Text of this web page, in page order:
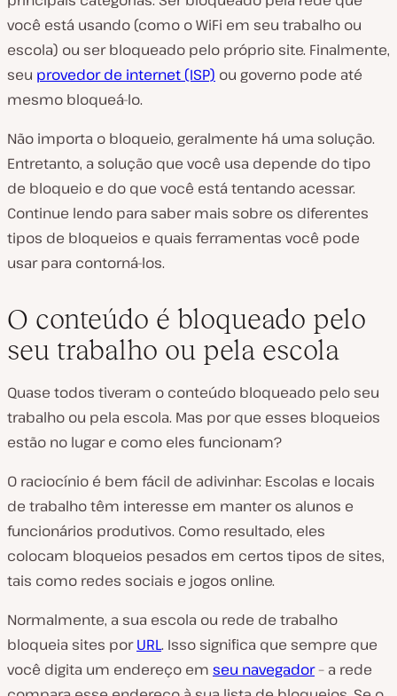
você está usando (como o WiFi em seu trabalho ou
escola) ou ser bloqueado pelo próprio site. Finalmente,
seu provedor de internet (ISP) ou governo pode até
mesmo bloqueá-lo.
Não importa o bloqueio, geralmente há uma solução.
Entretanto, a solução que você usa depende do tipo
de bloqueio e do que você está tentando acessar.
Continue lendo para saber mais sobre os diferentes
tipos de bloqueios e quais ferramentas você pode
usar para contorná-los.
O conteúdo é bloqueado pelo
seu trabalho ou pela escola
Quase todos tiveram o conteúdo bloqueado pelo seu
trabalho ou pela escola. Mas por que esses bloqueios
estão no lugar e como eles funcionam?
O raciocínio é bem fácil de adivinhar: Escolas e locais
de trabalho têm interesse em manter os alunos e
funcionários produtivos. Como resultado, eles
colocam bloqueios pesados em certos tipos de sites,
tais como redes sociais e jogos online.
Normalmente, a sua escola ou rede de trabalho
bloqueia sites porURL. Isso significa que sempre que
você digita um endereço em seu navegador– a rede